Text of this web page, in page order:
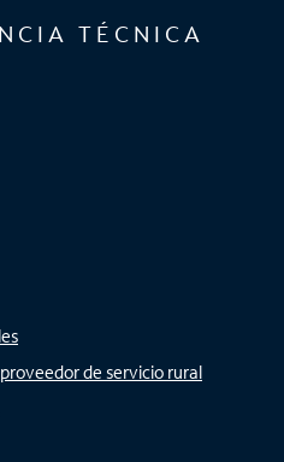
TÉCNICA
de servicio rural